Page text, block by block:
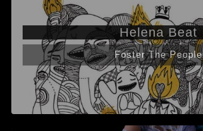
Helena Beat
Foster The People